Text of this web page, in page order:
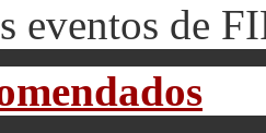
eventos de